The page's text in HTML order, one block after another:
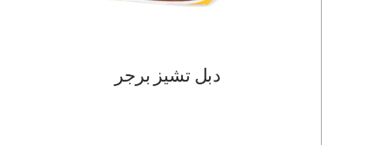
دبل تشيز برجر